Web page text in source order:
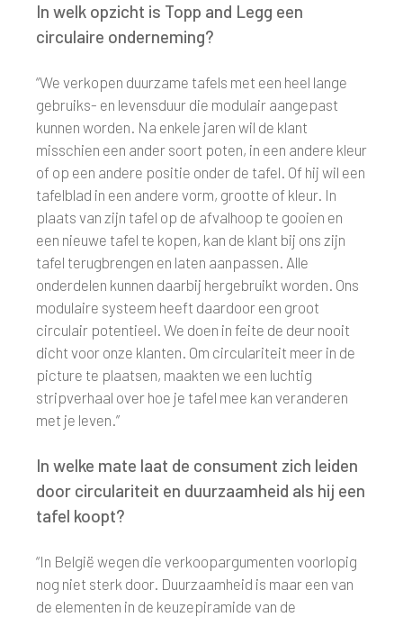
In welk opzicht is Topp and Legg een
circulaire onderneming?
“We verkopen duurzame tafels met een heel lange
gebruiks- en levensduur die modulair aangepast
kunnen worden. Na enkele jaren wil de klant
misschien een ander soort poten, in een andere kleur
of op een andere positie onder de tafel. Of hij wil een
tafelblad in een andere vorm, grootte of kleur. In
plaats van zijn tafel op de afvalhoop te gooien en
een nieuwe tafel te kopen, kan de klant bij ons zijn
tafel terugbrengen en laten aanpassen. Alle
onderdelen kunnen daarbij hergebruikt worden. Ons
modulaire systeem heeft daardoor een groot
circulair potentieel. We doen in feite de deur nooit
dicht voor onze klanten. Om circulariteit meer in de
picture te plaatsen, maakten we een luchtig
stripverhaal over hoe je tafel mee kan veranderen
met je leven.”
In welke mate laat de consument zich leiden
door circulariteit en duurzaamheid als hij een
tafel koopt?
“In België wegen die verkoopargumenten voorlopig
nog niet sterk door. Duurzaamheid is maar een van
de elementen in de keuzepiramide van de